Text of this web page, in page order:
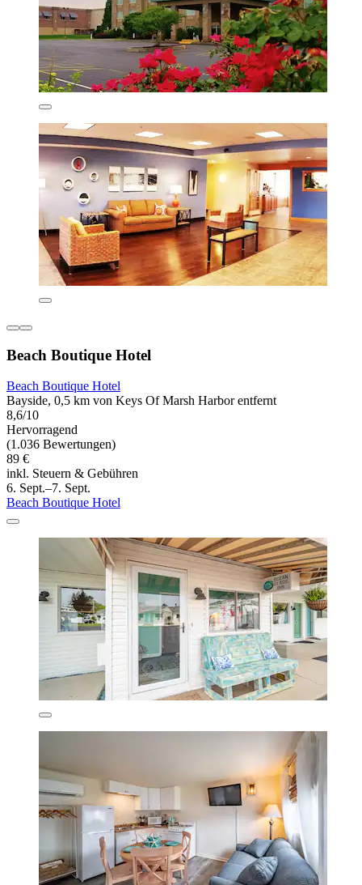
Beach Boutique Hotel
Beach Boutique Hotel
Bayside, 0,5 km von Keys Of Marsh Harbor entfernt
8,6/10
Hervorragend
(1.036 Bewertungen)
89 €
inkl. Steuern & Gebühren
6. Sept.–7. Sept.
Beach Boutique Hotel